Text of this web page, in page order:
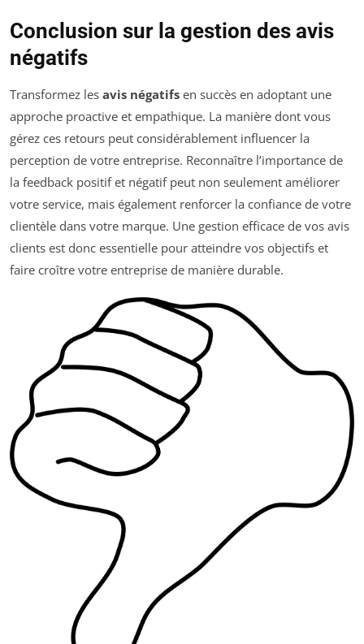
Conclusion sur la gestion des avis
négatifs
Transformez les avis négatifs en succès en adoptant une
approche proactive et empathique. La manière dont vous
gérez ces retours peut considérablement influencer la
perception de votre entreprise. Reconnaître l’importance de
la feedback positif et négatif peut non seulement améliorer
votre service, mais également renforcer la confiance de votre
clientèle dans votre marque. Une gestion efficace de vos avis
clients est donc essentielle pour atteindre vos objectifs et
faire croître votre entreprise de manière durable.